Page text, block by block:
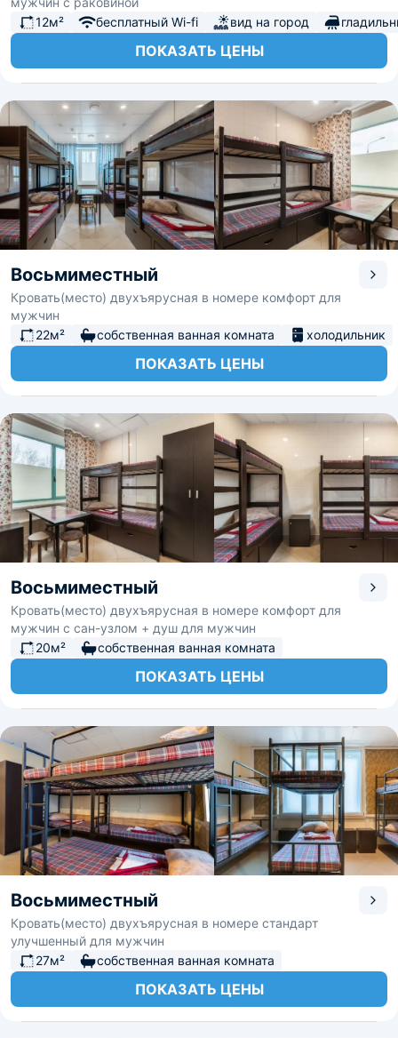
12м²
бесплатный Wi-fi вид на город
ПОКАЗАТЬ ЦЕНЫ
Восьмиместный
Кровать(место) двухъярусная в номере комфорт для
мужчин
22м²
собственная ванная комната холодильник
ПОКАЗАТЬ ЦЕНЫ
Восьмиместный
Кровать(место) двухъярусная в номере комфорт для
мужчин с сан-узлом + душ для мужчин
20м²
собственная ванная комната
ПОКАЗАТЬ ЦЕНЫ
Восьмиместный
Кровать(место) двухъярусная в номере стандарт
улучшенный для мужчин
27м²
собственная ванная комната
ПОКАЗАТЬ ЦЕНЫ